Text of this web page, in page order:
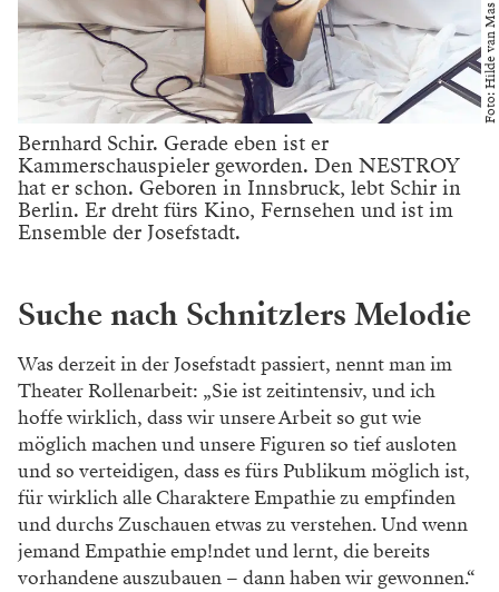
Foto: Hilde van Mas
Bernhard Schir. Gerade eben ist er
Kammerschauspieler geworden. Den NESTROY
hat er schon. Geboren in Innsbruck, lebt Schir in
Berlin. Er dreht fürs Kino, Fernsehen und ist im
Ensemble der Josefstadt.
Suche nach Schnitzlers Melodie
Was derzeit in der Josefstadt passiert, nennt man im
Theater Rollenarbeit: „Sie ist zeitintensiv, und ich
hoffe wirklich, dass wir unsere Arbeit so gut wie
möglich machen und unsere Figuren so tief ausloten
und so verteidigen, dass es fürs Publikum möglich ist,
für wirklich alle Charaktere Empathie zu empfinden
und durchs Zuschauen etwas zu verstehen. Und wenn
jemand Empathie emp!ndet und lernt, die bereits
vorhandene auszubauen – dann haben wir gewonnen.“